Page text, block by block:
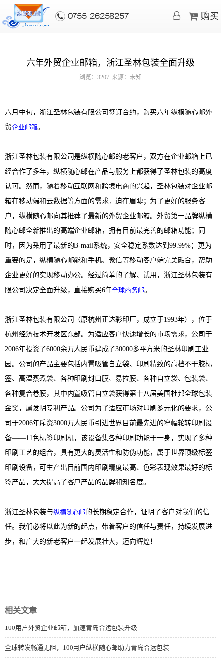
0755-26258257 购买
六年外贸企业邮箱，浙江圣林包装全面升级
浏览：3207 来源：未知
六月中旬，浙江圣林包装有限公司签订合约，购买六年纵横随心邮外
贸企业邮箱。
浙江圣林包装有限公司是纵横随心邮的老客户，双方在企业邮箱上已
经合作了多年，纵横随心邮在产品与服务上都获得了圣林包装的高度
认可。然而，随着移动互联网和跨境电商的兴起，圣林包装对企业邮
箱在移动端和云数据等方面的需求，迫在眉睫；为了更好的服务客
户，纵横随心邮向其推荐了最新的外贸企业邮箱。外贸第一品牌纵横
随心邮全新推出的高端企业邮箱，拥有目前最完善的邮箱功能；同
时，因为采用了最新的B-mail系统，安全稳定系数达到99.99%；更为
重要的是，纵横随心邮能和手机、微信等移动客户端完美融合，帮助
企业更好的实现移动办公。经过简单的了解、试用，浙江圣林包装有
限公司决定全面升级，直接购买6年全球商务邮。
浙江圣林包装有限公司（原杭州正达彩印厂，成立于1993年），位于
杭州经济技术开发区东部。为适应客户快速增长的市场需求，公司于
2006年投资了6000余万人民币建成了30000多平方米的圣林印刷工业
园。公司的产品主要包括内置吸管自立袋、印刷精致的高档不干胶标
签、高温蒸煮袋、各种印刷封口膜、易拉膜、各种自立袋、包装袋、
各种复合卷膜，其中内置吸管自立袋获得第十八届美国杜邦全球包装
金奖，属发明专利产品。公司为了适应市场对印刷多元化的要求，公
司于2006年斥资3000万人民币引进世界目前最先进的窄幅轮转印刷设
备——11色标签印刷机，该设备集各种印刷功能于一身，实现了多种
印刷工艺的组合，具有更大的灵活性和防伪功能，属于世界顶级标签
印刷设备，可生产出目前国内印刷精度最高、色彩表现效果最好的标
签产品，大大提高了客户产品的品牌和知名度。
浙江圣林包装与纵横随心邮的长期稳定合作，证明了客户对我们的信
任。我们必将以此为新的起点，带着客户的信任与责任，持续发展进
步，和广大的新老客户一起发展壮大，迈向辉煌！
相关文章
100用户外贸企业邮箱，加速青岛合运包装升级
全球转发畅通无阻，100用户纵横随心邮助力青岛合运包装